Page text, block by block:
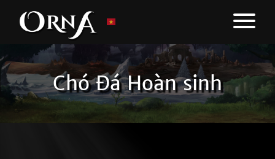
Chó Đá Hoàn sinh